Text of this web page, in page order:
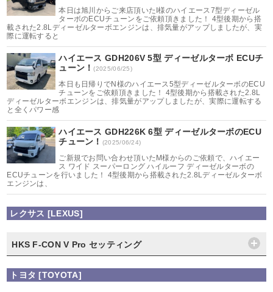
本日は旭川からご来店頂いたI様のハイエース7型ディーゼル
ターボのECUチューンをご依頼頂きました！ 4型後期から搭
載された2.8Lディーゼルターボエンジンは、排気量がアップしましたが、実
際に運転すると
ハイエース GDH206V 5型 ディーゼルターボ ECUチ
ューン！(2025/06/25)
本日も日帰りでN様のハイエース5型ディーゼルターボのECU
チューンをご依頼頂きました！ 4型後期から搭載された2.8L
ディーゼルターボエンジンは、排気量がアップしましたが、実際に運転する
と全くパワー感
ハイエース GDH226K 6型 ディーゼルターボのECU
チューン！ (2025/06/24)
ご新規でお問い合わせ頂いたM様からのご依頼で、ハイエー
ス ワイド スーパーロング ハイルーフ ディーゼルターボの
ECUチューンを行いました！ 4型後期から搭載された2.8Lディーゼルターボ
エンジンは、
レクサス [LEXUS]
HKS F-CON V Pro セッティング
トヨタ [TOYOTA]